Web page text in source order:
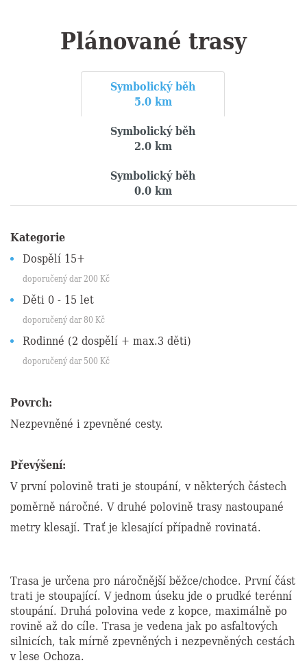
Plánované trasy
Symbolický běh
5.0 km
Symbolický běh
2.0 km
Symbolický běh
0.0 km
Kategorie
Dospělí 15+
doporučený dar 200 Kč
Děti 0 - 15 let
doporučený dar 80 Kč
Rodinné (2 dospělí + max.3 děti)
doporučený dar 500 Kč
Povrch:
Nezpevněné i zpevněné cesty.
Převýšení:
V první polovině trati je stoupání, v některých částech
poměrně náročné. V druhé polovině trasy nastoupané
metry klesají. Trať je klesající případně rovinatá.
Trasa je určena pro náročnější běžce/chodce. První část
trati je stoupající. V jednom úseku jde o prudké terénní
stoupání. Druhá polovina vede z kopce, maximálně po
rovině až do cíle. Trasa je vedena jak po asfaltových
silnicích, tak mírně zpevněných i nezpevněných cestách
v lese Ochoza.